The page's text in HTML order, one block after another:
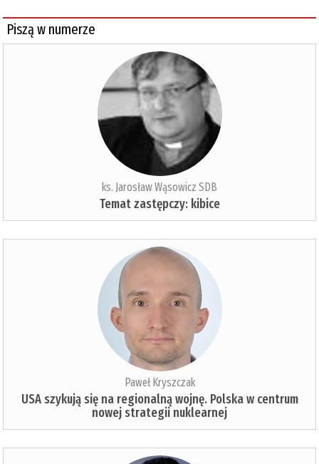
Piszą w numerze
ks. Jarosław Wąsowicz SDB
Temat zastępczy: kibice
Paweł Kryszczak
USA szykują się na regionalną wojnę. Polska w centrum
nowej strategii nuklearnej